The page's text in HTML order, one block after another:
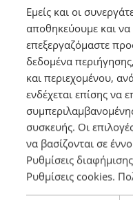
η Τάλα
Εμείς και οι
αποθηκεύουμε και
επεξεργαζόμαστε
δεδομένα
και περιεχομένου,
ενδέχεται επίσης να
συσκευής. Οι
να βασίζονται σε
Ρυθμίσεις διαφήμισης
Ρυθμίσεις cookies.